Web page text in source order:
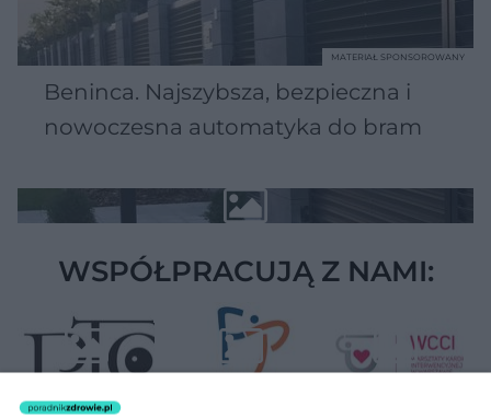
Beninca. Najszybsza, bezpieczna i
nowoczesna automatyka do bram
MATERIAŁ SPONSOROWANY
WSPÓŁPRACUJĄ Z NAMI: